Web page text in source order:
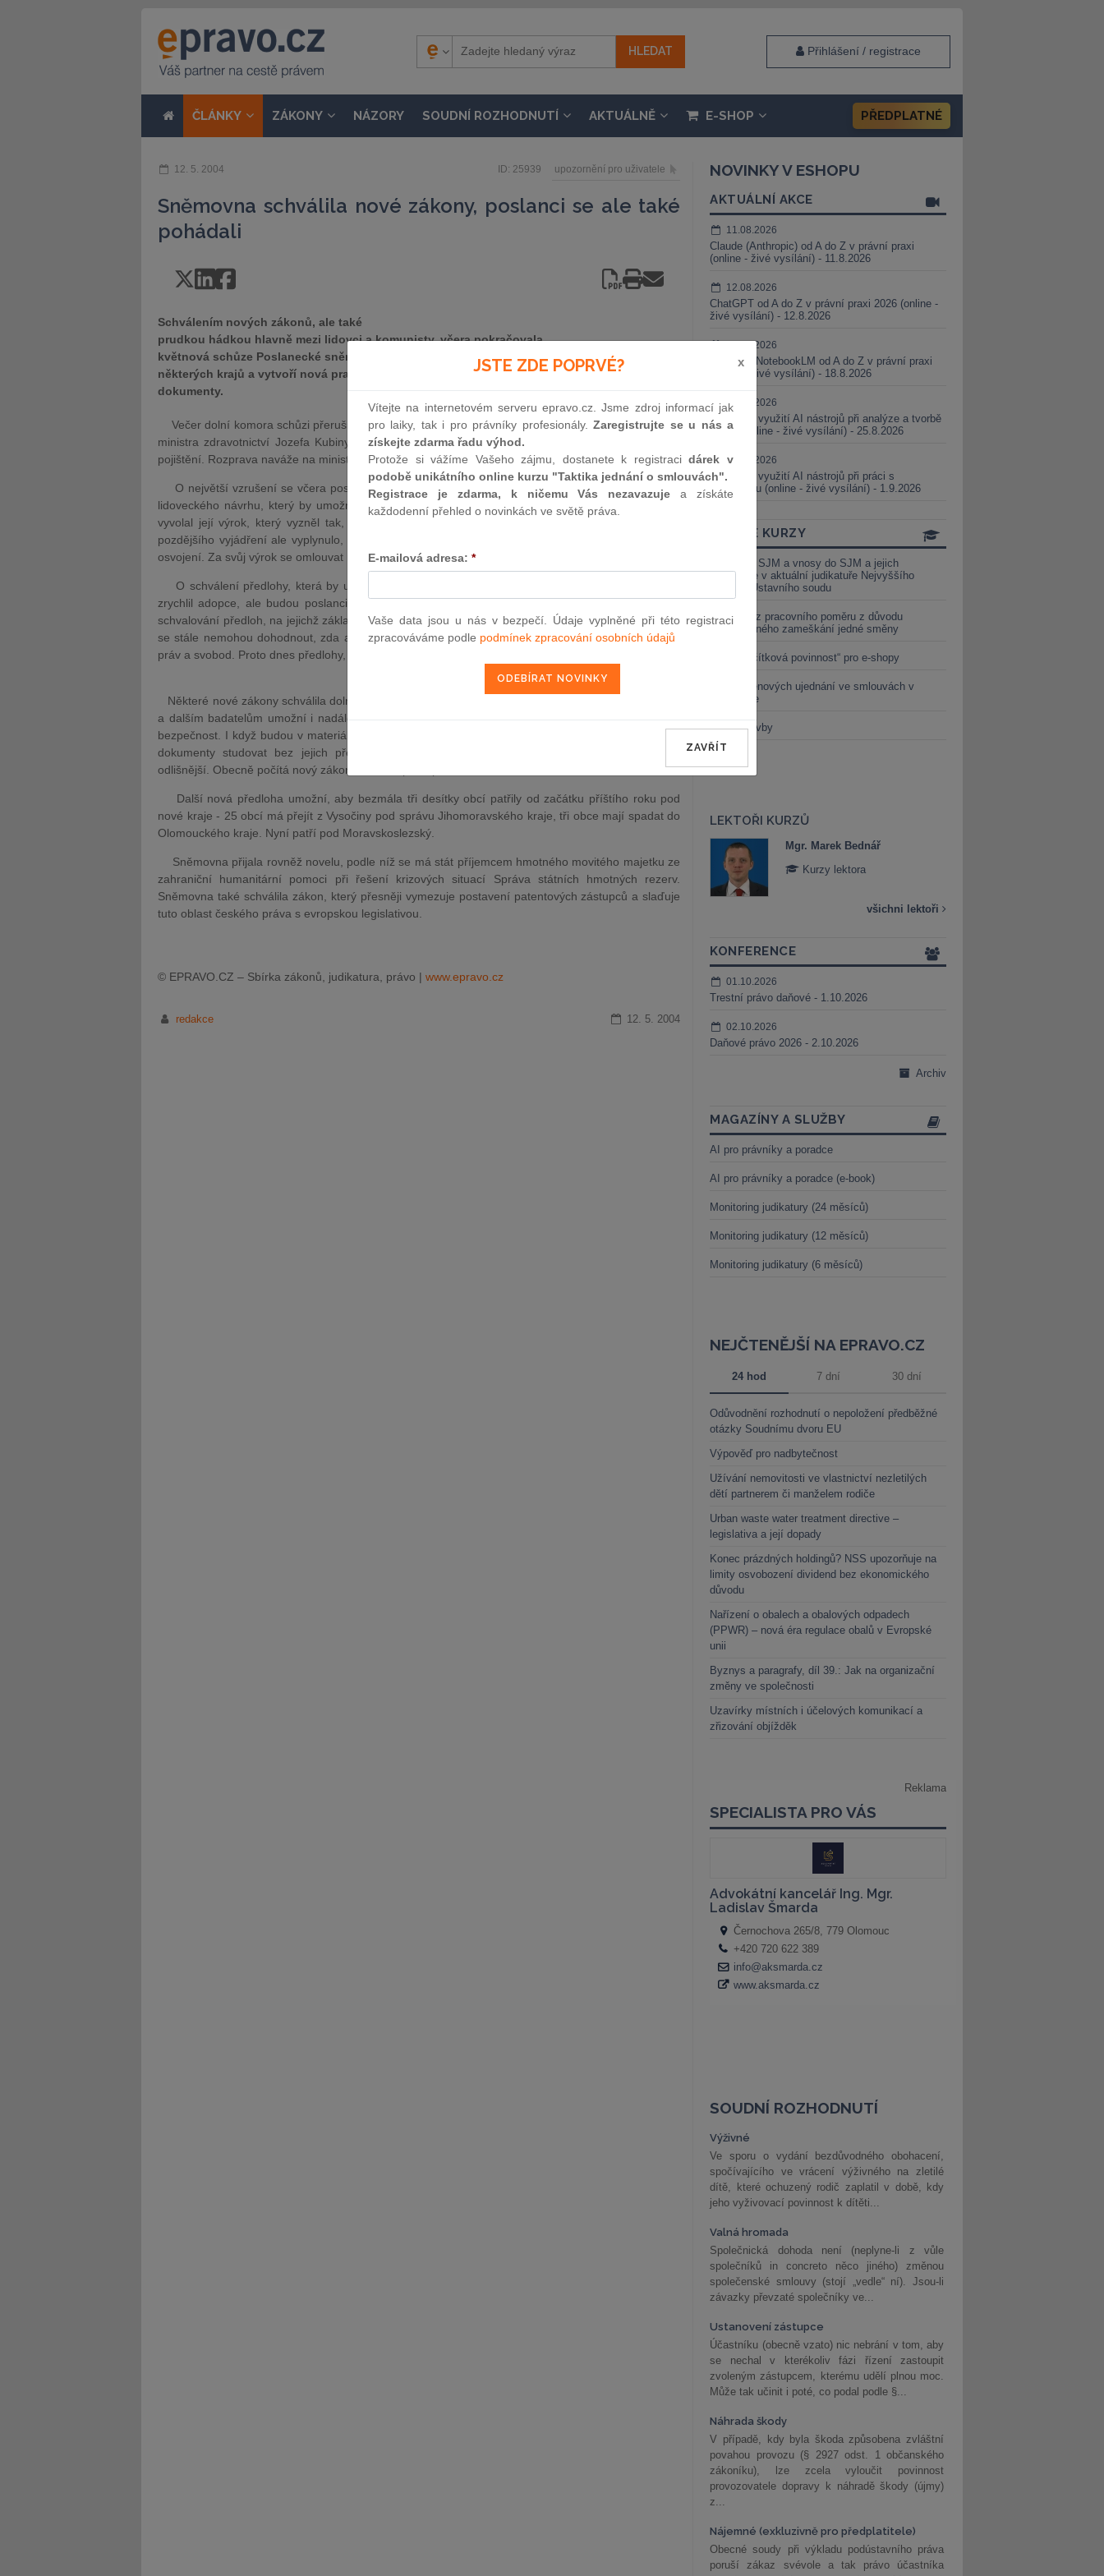
Přihlášení / registrace
ČLÁNKY ZÁKONY NÁZORY SOUDNÍ ROZHODNUTÍ AKTUÁLNĚ E-SHOP PŘEDPLATNÉ
12. 5. 2004 ID: 25939 upozornění pro uživatele
Sněmovna schválila nové zákony, poslanci se ale také
pohádali
Schválením nových zákonů, ale také
prudkou hádkou hlavně mezi lidovci a komunisty, včera pokračovala
květnová schůze Poslanecké sněmovny. Nové předlohy změní hranice
některých krajů a vytvoří nová pravidla pro práci s archivními
dokumenty.
Večer dolní komora schůzi přerušila. Pokračovat v ní bude dnes odpoledne rozpravou o informaci
ministra zdravotnictví Jozefa Kubinyiho o jeho záměrech a stavu systému veřejného zdravotního
pojištění. Rozprava naváže na ministrovo páteční vystoupení před sněmovnou.
O největší vzrušení se včera postarala poslankyně KSČM Květoslava Čelišová při druhém čtení
lidoveckého návrhu, který by umožnil utajené porody. Krátké přerušení schůze i bouřlivou debatu
vyvolal její výrok, který vyzněl tak, že děti v ústavech podle ní nejsou "vysoce kvalitní". Z jejího
pozdějšího vyjádření ale vyplynulo, že tím mínila určité znevýhodnění některých dětí v šancích na
osvojení. Za svůj výrok se omlouvat nehodlá. Ostře se proti němu vyslovili hlavně lidovci.
O schválení předlohy, která by umožnila utajené porody, a dalším lidoveckém návrhu, který by
zrychlil adopce, ale budou poslanci rozhodovat asi až v červnu. Na pozdější dobu odsunuli také
schvalování předloh, na jejichž základě by se i na české občany vztahoval evropský zatykač. Politici
se stále nemohou dohodnout, zda a nakolik je kvůli tomu potřeba měnit ústavní Listinu základních
práv a svobod. Proto dnes předlohy, jež se týkají eurozatykače, vrátili do druhého čtení.
Některé nové zákony schválila dolní komora už včera. Přijala nový archivní zákon, který historikům
a dalším badatelům umožní i nadále zkoumat dokumenty, jež do konce roku 1989 vytvořila Státní
bezpečnost. I když budou v materiálech citlivé osobní údaje o dosud žijících osobách, bude možné
dokumenty studovat bez jejich předchozího souhlasu. Nahlížení do dalších archiválií má být
odlišnější. Obecně počítá nový zákon s tím, že přístupné budou archiválie starší 30 let.
Další nová předloha umožní, aby bezmála tři desítky obcí patřily od začátku příštího roku pod
nové kraje - 25 obcí má přejít z Vysočiny pod správu Jihomoravského kraje, tři obce mají spadat do
Olomouckého kraje. Nyní patří pod Moravskoslezský.
Sněmovna přijala rovněž novelu, podle níž se má stát příjemcem hmotného movitého majetku ze
zahraniční humanitární pomoci při řešení krizových situací Správa státních hmotných rezerv.
Sněmovna také schválila zákon, který přesněji vymezuje postavení patentových zástupců a slaďuje
tuto oblast českého práva s evropskou legislativou.
© EPRAVO.CZ – Sbírka zákonů, judikatura, právo | www.epravo.cz
redakce 12. 5. 2004
NOVINKY V ESHOPU
AKTUÁLNÍ AKCE
11.08.2026
Claude (Anthropic) od A do Z v právní praxi
(online - živé vysílání) - 11.8.2026
12.08.2026
ChatGPT od A do Z v právní praxi 2026 (online -
živé vysílání) - 12.8.2026
18.08.2026
Gemini a NotebookLM od A do Z v právní praxi
(online - živé vysílání) - 18.8.2026
25.08.2026
Praktické využití AI nástrojů při analýze a tvorbě
smluv (online - živé vysílání) - 25.8.2026
01.09.2026
Praktické využití AI nástrojů při práci s
judikaturou (online - živé vysílání) - 1.9.2026
ONLINE KURZY
Vnosy ze SJM a vnosy do SJM a jejich
valorizace v aktuální judikatuře Nejvyššího
soudu a Ústavního soudu
Výpověď z pracovního poměru z důvodu
neomluveného zameškání jedné směny
Nová „tlačítková povinnost“ pro e-shopy
Změna cenových ujednání ve smlouvách v
energetice
Černé stavby
LEKTOŘI KURZŮ
Kurzy lektora
MCIArb
Kurzy lektora
Mgr. Marek Bednář
Kurzy lektora
všichni lektoři
KONFERENCE
01.10.2026
Trestní právo daňové - 1.10.2026
02.10.2026
Daňové právo 2026 - 2.10.2026
Archiv
MAGAZÍNY A SLUŽBY
AI pro právníky a poradce
AI pro právníky a poradce (e-book)
Monitoring judikatury (24 měsíců)
Monitoring judikatury (12 měsíců)
Monitoring judikatury (6 měsíců)
NEJČTENĚJŠÍ NA EPRAVO.CZ
24 hod 7 dní 30 dní
Odůvodnění rozhodnutí o nepoložení předběžné
otázky Soudnímu dvoru EU
Výpověď pro nadbytečnost
Užívání nemovitosti ve vlastnictví nezletilých
dětí partnerem či manželem rodiče
Urban waste water treatment directive –
legislativa a její dopady
Konec prázdných holdingů? NSS upozorňuje na
limity osvobození dividend bez ekonomického
důvodu
Nařízení o obalech a obalových odpadech
(PPWR) – nová éra regulace obalů v Evropské
unii
Byznys a paragrafy, díl 39.: Jak na organizační
změny ve společnosti
Uzavírky místních i účelových komunikací a
zřizování objížděk
SOUDNÍ ROZHODNUTÍ
Výživné
Ve sporu o vydání bezdůvodného obohacení,
spočívajícího ve vrácení výživného na zletilé
dítě, které ochuzený rodič zaplatil v době, kdy
jeho vyživovací povinnost k dítěti...
Valná hromada
Společnická dohoda není (neplyne-li z vůle
společníků in concreto něco jiného) změnou
společenské smlouvy (stojí „vedle“ ní). Jsou-li
závazky převzaté společníky ve...
Ustanovení zástupce
Účastníku (obecně vzato) nic nebrání v tom, aby
se nechal v kterékoliv fázi řízení zastoupit
zvoleným zástupcem, kterému udělí plnou moc.
Může tak učinit i poté, co podal podle §...
Náhrada škody
V případě, kdy byla škoda způsobena zvláštní
povahou provozu (§ 2927 odst. 1 občanského
zákoníku), lze zcela vyloučit povinnost
provozovatele dopravy k náhradě škody (újmy)
z...
Nájemné (exkluzivně pro předplatitele)
Obecné soudy při výkladu podústavního práva
poruší zákaz svévole a tak právo účastníka
JSTE ZDE POPRVÉ? x
Vítejte na internetovém serveru epravo.cz. Jsme zdroj informací jak
pro laiky, tak i pro právníky profesionály.Zaregistrujte se u nás a
získejte zdarma řadu výhod.
Protože si vážíme Vašeho zájmu, dostanete k registracidárek v
podobě unikátního online kurzu "Taktika jednání o smlouvách".
Registrace je zdarma, k ničemu Vás nezavazuje a získáte
každodenní přehled o novinkách ve světě práva.
E-mailová adresa: *
Vaše data jsou u nás v bezpečí. Údaje vyplněné při této registraci
zpracováváme podle podmínek zpracování osobních údajů
ZAVŘÍT